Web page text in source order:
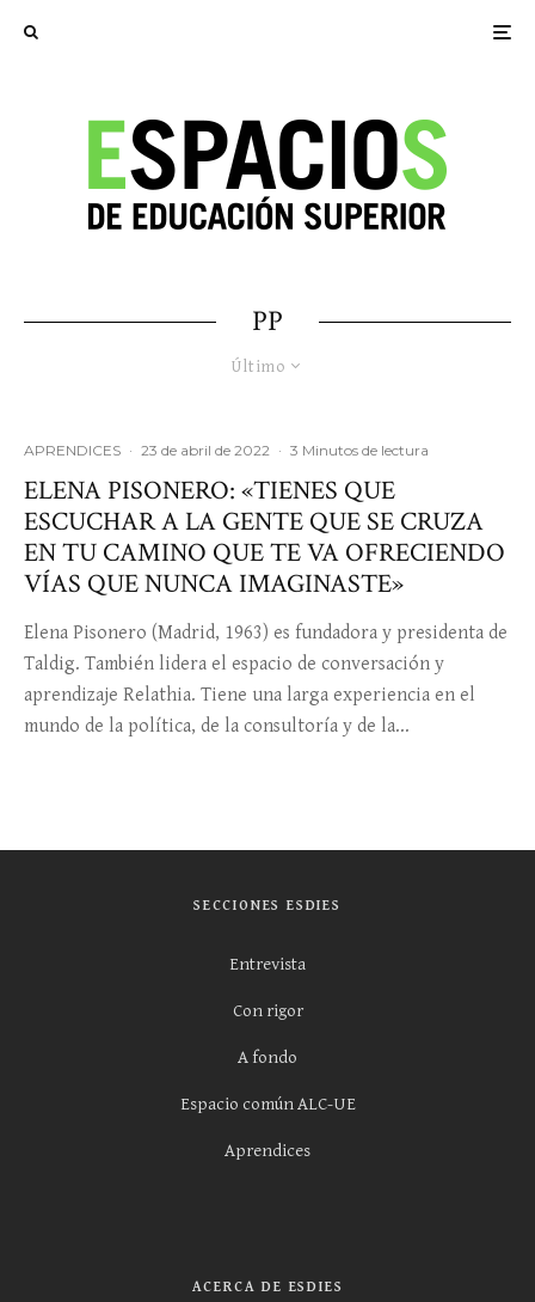
PP
Último
APRENDICES · 23 de abril de 2022 · 3 Minutos de lectura
ELENA PISONERO: «TIENES QUE
ESCUCHAR A LA GENTE QUE SE CRUZA
EN TU CAMINO QUE TE VA OFRECIENDO
VÍAS QUE NUNCA IMAGINASTE»
Elena Pisonero (Madrid, 1963) es fundadora y presidenta de
Taldig. También lidera el espacio de conversación y
aprendizaje Relathia. Tiene una larga experiencia en el
mundo de la política, de la consultoría y de la...
SECCIONES ESDIES
Entrevista
Con rigor
A fondo
Espacio común ALC-UE
Aprendices
ACERCA DE ESDIES